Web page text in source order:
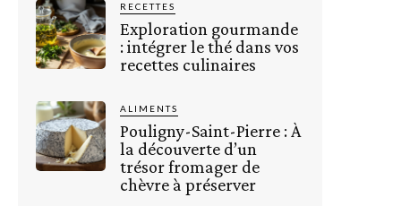
RECETTES
Exploration gourmande
: intégrer le thé dans vos
recettes culinaires
ALIMENTS
Pouligny-Saint-Pierre : À
la découverte d’un
trésor fromager de
chèvre à préserver